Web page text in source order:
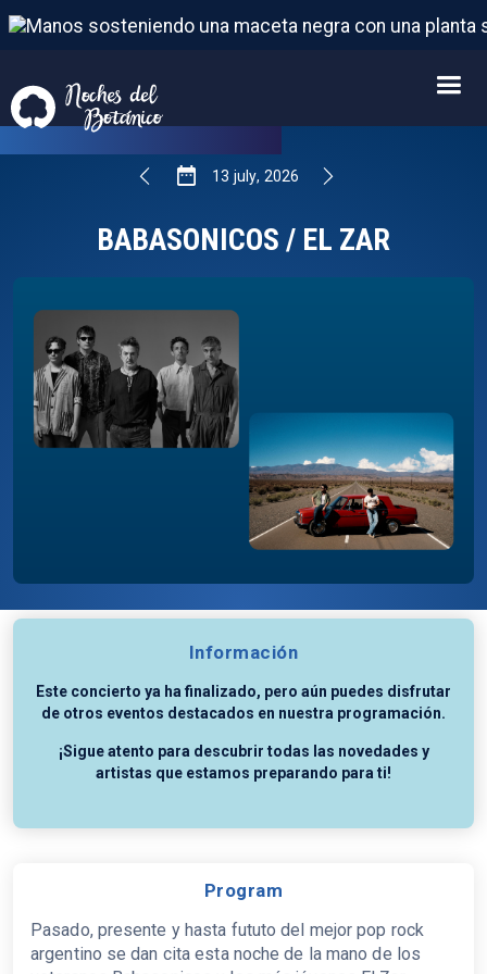
BABASONICOS / EL ZAR
13 FROM JULY, 2026
13 july, 2026
BABASONICOS / EL ZAR
Program
Pasado, presente y hasta fututo del mejor pop rock
argentino se dan cita esta noche de la mano de los
Información
Este concierto ya ha finalizado, pero aún puedes disfrutar
de otros eventos destacados en nuestra programación.
¡Sigue atento para descubrir todas las novedades y
artistas que estamos preparando para ti!